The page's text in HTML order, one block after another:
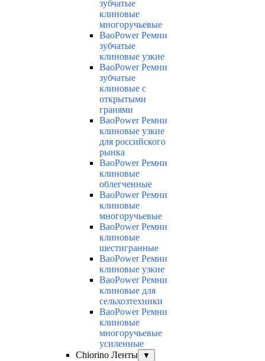
зубчатые
клиновые
многоручьевые
BaoPower Ремни
зубчатые
клиновые узкие
BaoPower Ремни
зубчатые
клиновые с
открытыми
гранями
BaoPower Ремни
клиновые узкие
для российского
рынка
BaoPower Ремни
клиновые
облегченные
BaoPower Ремни
клиновые
многоручьевые
BaoPower Ремни
клиновые
шестигранные
BaoPower Ремни
клиновые узкие
BaoPower Ремни
клиновые для
сельхозтехники
BaoPower Ремни
клиновые
многоручьевые
усиленные
Chiorino Ленты
▼